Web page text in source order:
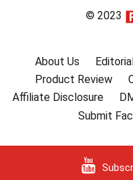
© 2023
About Us
Product Review
Affiliate Disclosure
Submit